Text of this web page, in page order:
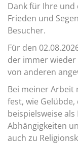
Dank für Ihre und
Frieden und
Besucher.
Für den
der immer
von anderen
Bei meiner Arbeit
fest, wie
beispielsweise
Abhängigkeiten
auch zu